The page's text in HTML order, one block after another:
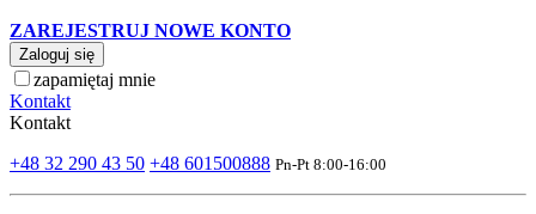
ZAREJESTRUJ NOWE KONTO
Zaloguj się
zapamiętaj mnie
Kontakt
Kontakt
+48 32 290 43 50 +48 601500888 Pn-Pt 8:00-16:00